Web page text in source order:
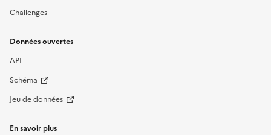
Challenges
Données ouvertes
API
Schéma
Jeu de données
En savoir plus